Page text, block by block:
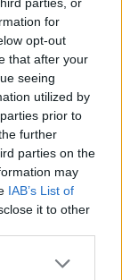
for
opt-out
that after your
seeing
utilized by
prior to
further
parties on the
may
IAB’s List of
it to other
ο δράστης